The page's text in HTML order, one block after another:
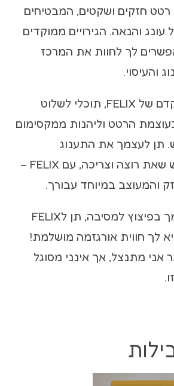
2 מנועי רטט חזקים ושקטים, המבטיחים
והנאה. הגירויים ממוקדים
לך לחוות את המרכז
והעיסוי.
עם העיצוב המתקדם של FELIX, תוכלי לשלוט
הרטט וליהנות ממקסימום
תן לעצמך את התענוג
האינטימי והמרגש שאת רוצה וצריכה, עם FELIX –
והמעוצב במיוחד עבורך.
אל תחמיאי לעצמך בפיצוץ למסיבה, תן לFELIX
לך חווית אורגזמה מושלמת!
מתנצל, אך אינני מסוגל